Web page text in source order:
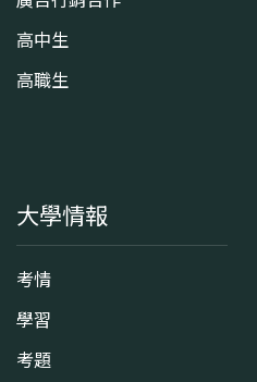
高中生
高職生
大學情報
考情
學習
考題